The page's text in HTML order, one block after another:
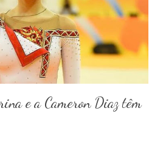
e a Cameron Diaz têm